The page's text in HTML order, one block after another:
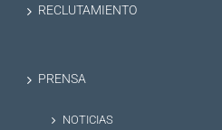
RECLUTAMIENTO
PRENSA
NOTICIAS